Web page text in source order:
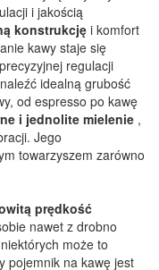
i jakością
konstrukcję i komfort
kawy staje się
regulacji
idealną grubość
od espresso po kawę
i jednolite mielenie ,
Jego
towarzyszem zarówno
prędkość
nawet z drobno
może to
pojemnik na kawę jest